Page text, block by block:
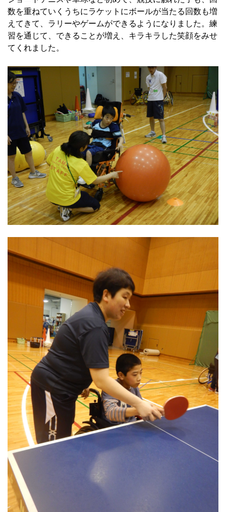
数を重ねていくうちにラケットにボールが当たる回数も増
えてきて、ラリーやゲームができるようになりました。練
習を通じて、できることが増え、キラキラした笑顔をみせ
てくれました。